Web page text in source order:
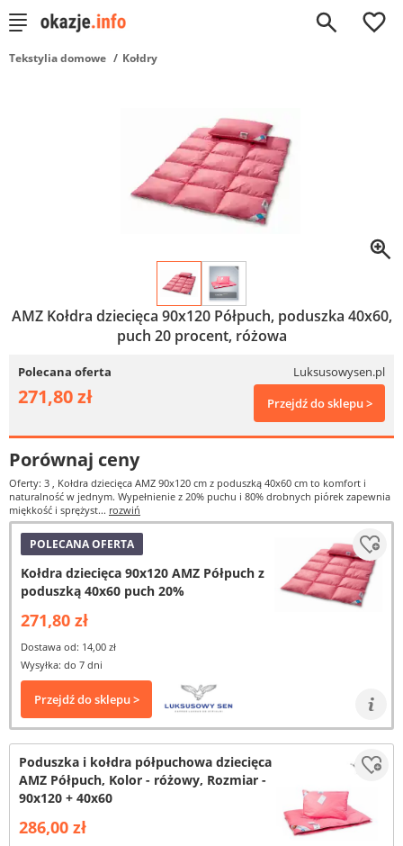
0
Tekstylia domowe Kołdry
AMZ Kołdra dziecięca 90x120 Półpuch, poduszka 40x60,
puch 20 procent, różowa
Polecana oferta Luksusowysen.pl
271,80 zł Przejdź do sklepu >
Porównaj ceny
Oferty: 3 , Kołdra dziecięca AMZ 90x120 cm z poduszką 40x60 cm to komfort i
naturalność w jednym. Wypełnienie z 20% puchu i 80% drobnych piórek zapewnia
miękkość i sprężyst... rozwiń
POLECANA OFERTA
Kołdra dziecięca 90x120 AMZ Półpuch z
poduszką 40x60 puch 20%
271,80 zł
Dostawa od: 14,00 zł
Wysyłka: do 7 dni
Przejdź do sklepu >
Poduszka i kołdra półpuchowa dziecięca
AMZ Półpuch, Kolor - różowy, Rozmiar -
90x120 + 40x60
286,00 zł